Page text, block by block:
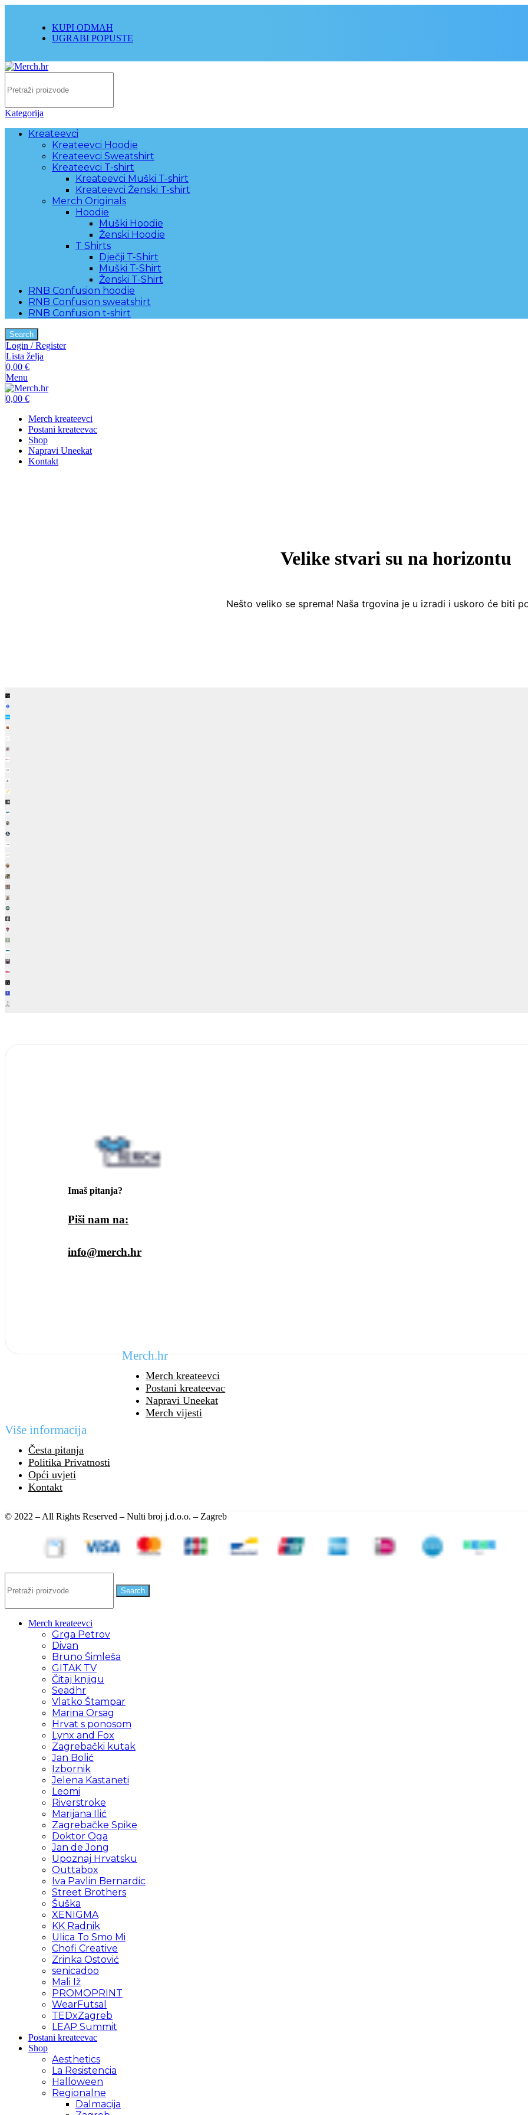
KUPI ODMAH
UGRABI POPUSTE
Kategorija
Kreateevci
Kreateevci Hoodie
Kreateevci Sweatshirt
Kreateevci T-shirt
Kreateevci Muški T-shirt
Kreateevci Ženski T-shirt
Merch Originals
Hoodie
Muški Hoodie
Ženski Hoodie
T Shirts
Dječji T-Shirt
Muški T-Shirt
Ženski T-Shirt
RNB Confusion hoodie
RNB Confusion sweatshirt
RNB Confusion t-shirt
Search
Login / Register
Lista želja
0,00 €
Menu
0,00 €
Merch kreateevci
Postani kreateevac
Shop
Napravi Uneekat
Kontakt
Velike stvari su na horizontu
Nešto veliko se sprema! Naša trgovina je u izradi i uskoro će biti
Imaš pitanja?
Piši nam na:
info@merch.hr
Merch.hr
Merch kreateevci
Postani kreateevac
Napravi Uneekat
Merch vijesti
Više informacija
Česta pitanja
Politika Privatnosti
Opći uvjeti
Kontakt
© 2022 – All Rights Reserved – Nulti broj j.d.o.o. – Zagreb
Search
Merch kreateevci
Grga Petrov
Divan
Bruno Šimleša
GITAK TV
Čitaj knjigu
Seadhr
Vlatko Štampar
Marina Orsag
Hrvat s ponosom
Lynx and Fox
Zagrebački kutak
Jan Bolić
Izbornik
Jelena Kastaneti
Leomi
Riverstroke
Marijana Ilić
Zagrebačke Spike
Doktor Oga
Jan de Jong
Upoznaj Hrvatsku
Outtabox
Iva Pavlin Bernardic
Street Brothers
Šuška
XENIGMA
KK Radnik
Ulica To Smo Mi
Chofi Creative
Zrinka Ostović
senicadoo
Mali Iž
PROMOPRINT
WearFutsal
TEDxZagreb
LEAP Summit
Postani kreateevac
Shop
Aesthetics
La Resistencia
Halloween
Regionalne
Dalmacija